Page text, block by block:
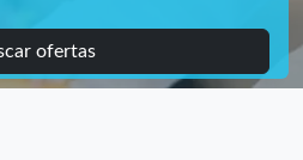
ofertas